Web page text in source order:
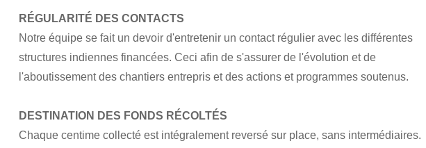
RÉGULARITÉ DES CONTACTS
Notre équipe se fait un devoir d'entretenir un contact régulier avec les différentes
structures indiennes financées. Ceci afin de s'assurer de l'évolution et de
l'aboutissement des chantiers entrepris et des actions et programmes soutenus.
DESTINATION DES FONDS RÉCOLTÉS
Chaque centime collecté est intégralement reversé sur place, sans intermédiaires.